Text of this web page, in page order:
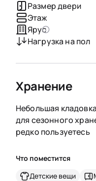
Размер двери
Этаж
Ярус
Нагрузка на пол
Хранение
Небольшая
для сезонного
редко пользуетесь
Что поместится
Детские вещи